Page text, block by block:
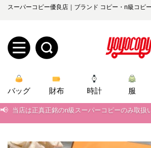
スーパーコピー優良店｜ブランド コピー・n級コピ
規
ユ
ロ
グ
バッグ 財布 時計 服